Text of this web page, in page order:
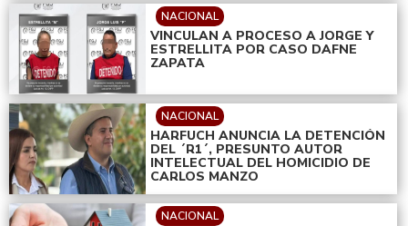
NACIONAL
VINCULAN A PROCESO A JORGE Y
ESTRELLITA POR CASO DAFNE
ZAPATA
NACIONAL
HARFUCH ANUNCIA LA DETENCIÓN
DEL ´R1´, PRESUNTO AUTOR
INTELECTUAL DEL HOMICIDIO DE
CARLOS MANZO
NACIONAL